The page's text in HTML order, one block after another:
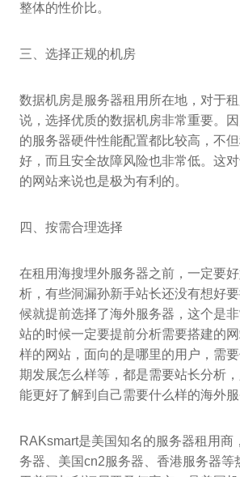
整体的性价比。
三、选择正规的机房
数据机房是服务器租用所在地，对于
说，选择优质的数据机房非常重要。
的服务器硬件性能配置都比较高，不
好，而且安全故障风险也非常低。这
的网站来说也是极为有利的。
四、按需合理选择
在租用海搜埋外服务器之前，一定要
析，有些洞漏孙新手站长还没有想好
候就提前选择了海外服务器，这个是
站的时候一定要提前分析需要搭建的
样的网站，面向的是哪里的用户，需
期发展怎么样等，都是需要站长分析
能更好了解到自己需要什么样的海外服
RAKsmart是美国知名的服务器租用商
务器、美国cn2服务器、香港服务器等